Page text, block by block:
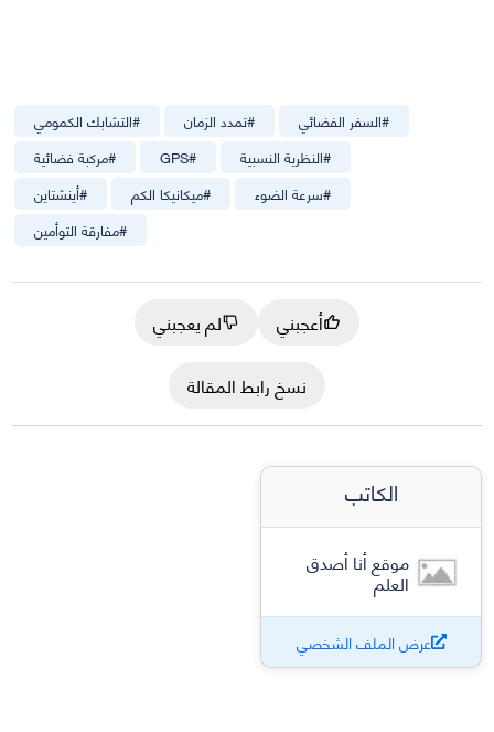
#التشابك الكمومي #تمدد الزمان #السفر الفضائي
#مركبة فضائية #
GPS #النظرية النسبية
#أينشتاين #ميكانيكا الكم #سرعة الضوء
#مفارقة التوأمين
أعجبني
لم يعجبني
نسخ رابط المقالة
الكاتب
موقع أنا أصدق
العلم
عرض الملف الشخصي